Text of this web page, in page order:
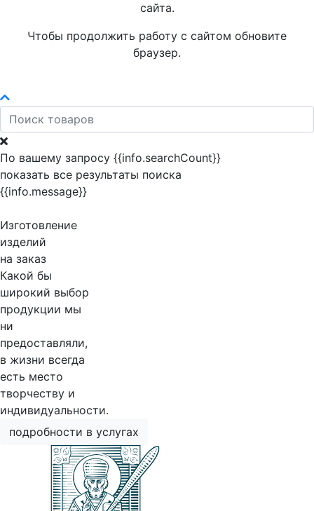
сайта.
Чтобы продолжить работу с сайтом обновите
браузер.
По вашему запросу {{info.searchCount}}
показать все результаты поиска
{{info.message}}
Изготовление
изделий
на заказ
Какой бы
широкий выбор
продукции мы
ни
предоставляли,
в жизни всегда
есть место
творчеству и
индивидуальности.
подробности в услугах